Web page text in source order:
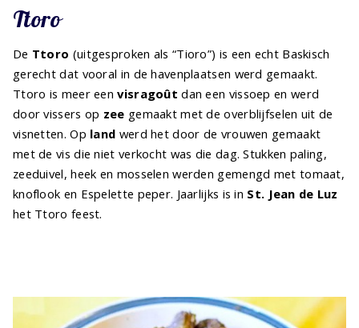
Ttoro
De Ttoro (uitgesproken als “Tioro”) is een echt Baskisch
gerecht dat vooral in de havenplaatsen werd gemaakt.
Ttoro is meer eenvisragoût dan een vissoep en werd
door vissers op zee gemaakt met de overblijfselen uit de
visnetten. Op land werd het door de vrouwen gemaakt
met de vis die niet verkocht was die dag. Stukken paling,
zeeduivel, heek en mosselen werden gemengd met tomaat,
knoflook en Espelette peper. Jaarlijks is in St. Jean de Luz
het Ttoro feest.